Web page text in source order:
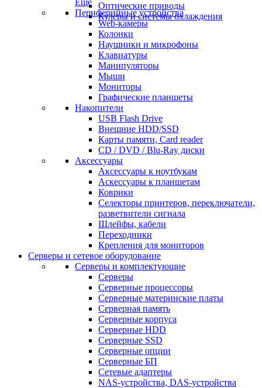
Оптические приводы
Кулеры и системы охлаждения
Еще
Периферийные устройства
Web-камеры
Колонки
Наушники и микрофоны
Клавиатуры
Манипуляторы
Мыши
Мониторы
Графические планшеты
Накопители
USB Flash Drive
Внешние HDD/SSD
Карты памяти, Card reader
CD / DVD / Blu-Ray диски
Аксессуары
Аксессуары к ноутбукам
Аскессуары к планшетам
Коврики
Селекторы принтеров, переключатели,
разветвители сигнала
Шлейфы, кабели
Переходники
Крепления для мониторов
Серверы и сетевое оборудование
Серверы и комплектующие
Серверы
Серверные процессоры
Серверные материнские платы
Серверная память
Серверные корпуса
Серверные HDD
Серверные SSD
Серверные опции
Серверные БП
Сетевые адаптеры
NAS-устройства, DAS-устройства